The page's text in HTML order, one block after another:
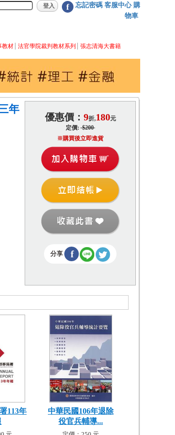
f 忘記密碼 客服中心 購
物車
教材 法官學院裁判教材系列 張志清海大書籍
年
優惠價： 9折,180元
定價:$200
※購買後立即進貨
分享 f
113年
中華民國106年退除
役官兵輔導...